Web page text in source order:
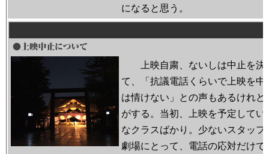
になると思う。
上映自粛、ないしは中止を決
て、「抗議電話くらいで上映を
は情けない」との声もあるけれ
がする。当初、上映を予定して
なクラスばかり。少ないスタッ
劇場にとって、電話の応対だけ